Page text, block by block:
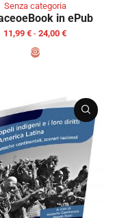
Senza categoria
eBook in ePub
11,99 € - 24,00 €